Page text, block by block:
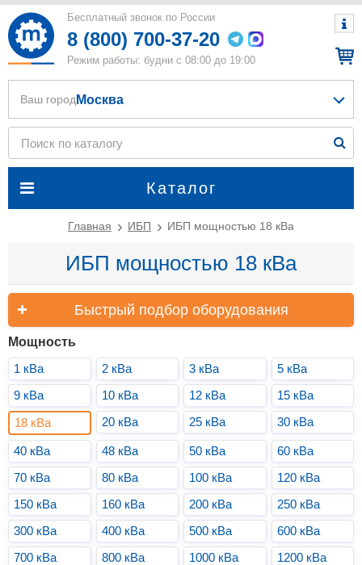
Бесплатный звонок по России
8 (800) 700-37-20
Режим работы: будни с 08:00 до 19:00
Каталог
Ваш город Москва
Главная ИБП ИБП мощностью 18 кВа
ИБП мощностью 18 кВа
Быстрый подбор оборудования
Мощность
1 кВа
2 кВа 3 кВа
5 кВа
9 кВа
10 кВа 12 кВа
15 кВа
18 кВа
20 кВа 25 кВа 30 кВа
40 кВа 48 кВа 50 кВа
60 кВа
70 кВа
80 кВа 100 кВа
120 кВа
150 кВа
160 кВа 200 кВа
250 кВа
300 кВа
400 кВа 500 кВа
600 кВа
700 кВа
800 кВа 1000 кВа
1200 кВа